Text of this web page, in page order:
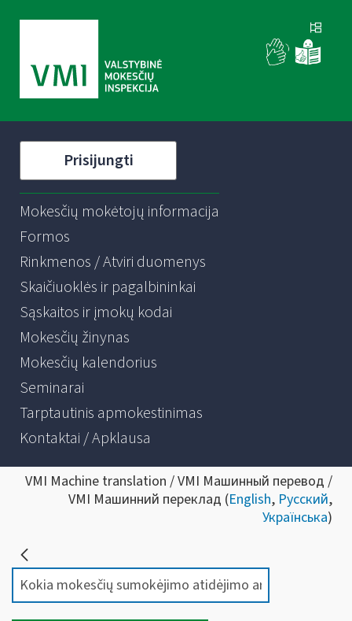
Prisijungti
Mokesčių mokėtojų informacija
Formos
Rinkmenos / Atviri duomenys
Skaičiuoklės ir pagalbininkai
Sąskaitos ir įmokų kodai
Mokesčių žinynas
Mokesčių kalendorius
Seminarai
Tarptautinis apmokestinimas
Kontaktai / Apklausa
VMI Machine translation / VMI Машинный перевод /
VMI Машинний переклад (English, Русский,
Українська)